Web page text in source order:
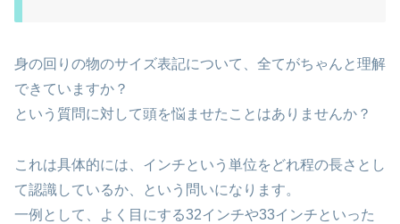
身の回りの物のサイズ表記について、全てがちゃんと理解
できていますか？
という質問に対して頭を悩ませたことはありませんか？
これは具体的には、インチという単位をどれ程の長さとし
て認識しているか、という問いになります。
一例として、よく目にする32インチや33インチといった